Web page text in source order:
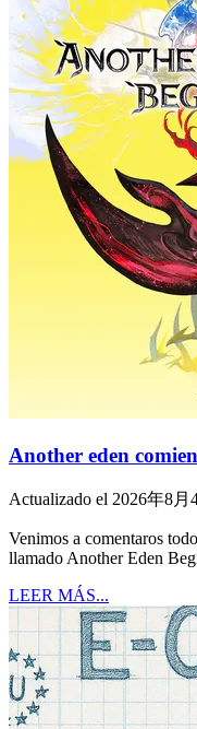
Another eden
Actualizado el 2026年8月
Venimos a comentaros
llamado Another Eden
LEER MÁS...